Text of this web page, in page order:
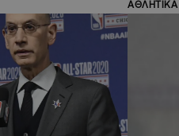
ΑΘΛΗΤΙΚΑ